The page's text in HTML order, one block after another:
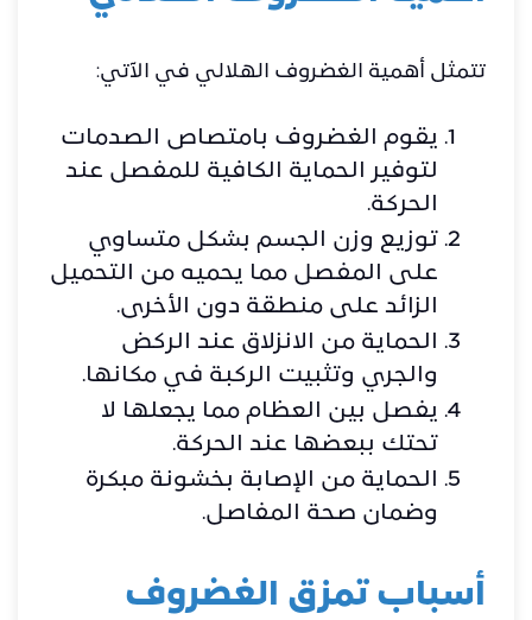
تتمثل أهمية الغضروف الهلالي في الآتي:
يقوم الغضروف بامتصاص الصدمات
لتوفير الحماية الكافية للمفصل عند
الحركة.
توزيع وزن الجسم بشكل متساوي
على المفصل مما يحميه من التحميل
الزائد على منطقة دون الأخرى.
الحماية من الانزلاق عند الركض
والجري وتثبيت الركبة في مكانها.
يفصل بين العظام مما يجعلها لا
تحتك ببعضها عند الحركة.
الحماية من الإصابة بخشونة مبكرة
وضمان صحة المفاصل.
أسباب تمزق الغضروف